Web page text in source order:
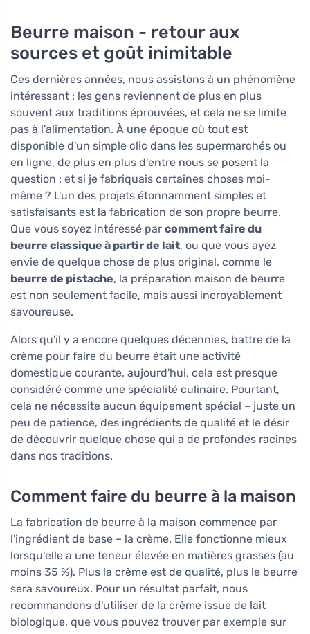
Beurre maison - retour aux
sources et goût inimitable
Ces dernières années, nous assistons à un phénomène
intéressant : les gens reviennent de plus en plus
souvent aux traditions éprouvées, et cela ne se limite
pas à l'alimentation. À une époque où tout est
disponible d'un simple clic dans les supermarchés ou
en ligne, de plus en plus d'entre nous se posent la
question : et si je fabriquais certaines choses moi-
même ? L'un des projets étonnamment simples et
satisfaisants est la fabrication de son propre beurre.
Que vous soyez intéressé par comment faire du
beurre classique à partir de lait, ou que vous ayez
envie de quelque chose de plus original, comme le
beurre de pistache, la préparation maison de beurre
est non seulement facile, mais aussi incroyablement
savoureuse.
Alors qu'il y a encore quelques décennies, battre de la
crème pour faire du beurre était une activité
domestique courante, aujourd'hui, cela est presque
considéré comme une spécialité culinaire. Pourtant,
cela ne nécessite aucun équipement spécial – juste un
peu de patience, des ingrédients de qualité et le désir
de découvrir quelque chose qui a de profondes racines
dans nos traditions.
Comment faire du beurre à la maison
La fabrication de beurre à la maison commence par
l'ingrédient de base – la crème. Elle fonctionne mieux
lorsqu'elle a une teneur élevée en matières grasses (au
moins 35 %). Plus la crème est de qualité, plus le beurre
sera savoureux. Pour un résultat parfait, nous
recommandons d'utiliser de la crème issue de lait
biologique, que vous pouvez trouver par exemple sur